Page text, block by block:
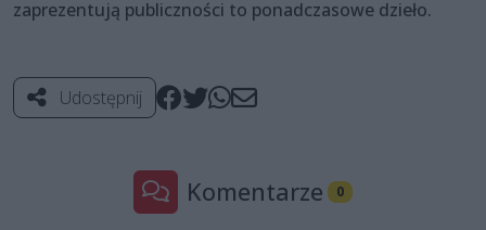
zaprezentują publiczności to ponadczasowe dzieło.
Udostępnij
Komentarze 0